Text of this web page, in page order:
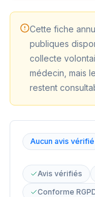
Cette fiche
publiques
collecte
médecin, mais
restent
Aucun avis vérifié
Avis vérifiés
Conforme